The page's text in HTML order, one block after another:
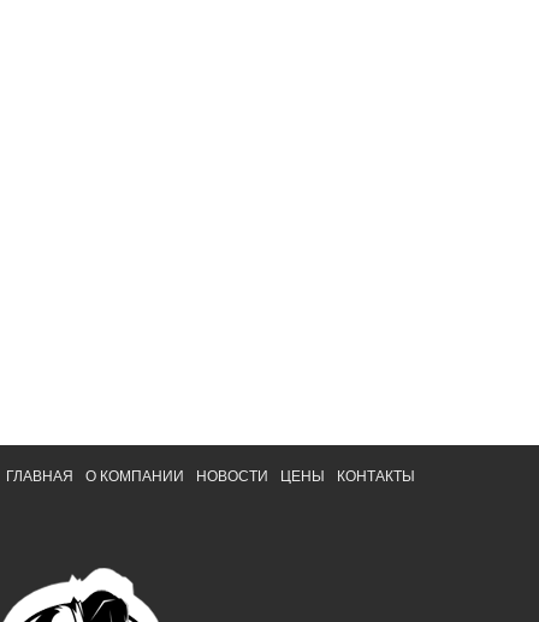
ГЛАВНАЯ О КОМПАНИИ НОВОСТИ ЦЕНЫ КОНТАКТЫ